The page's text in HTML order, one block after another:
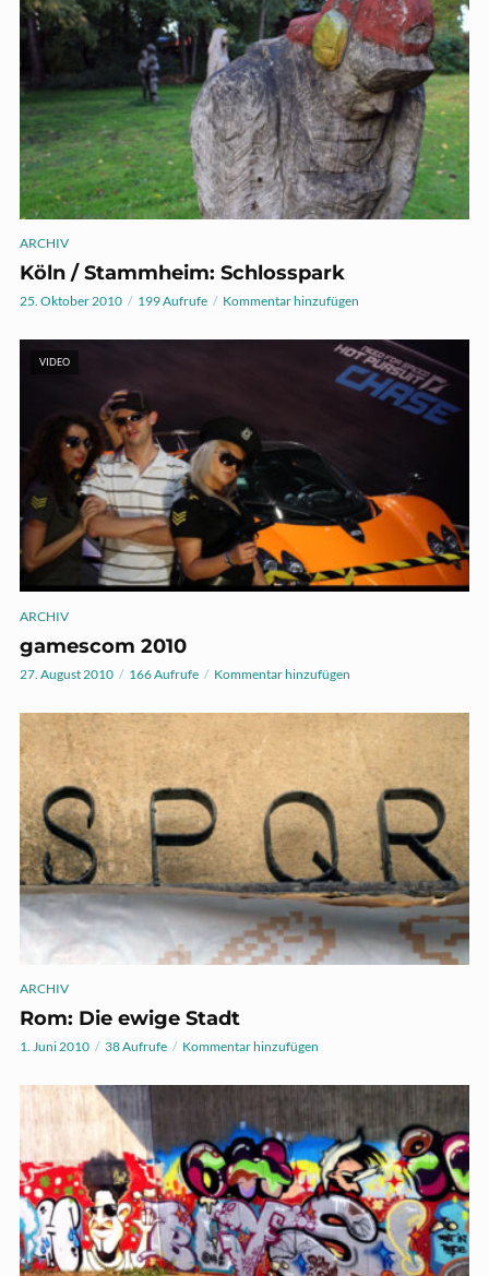
ARCHIV
Köln / Stammheim: Schlosspark
25. Oktober 2010 199 Aufrufe Kommentar hinzufügen
VIDEO
ARCHIV
gamescom 2010
27. August 2010 166 Aufrufe Kommentar hinzufügen
ARCHIV
Rom: Die ewige Stadt
1. Juni 2010 38 Aufrufe Kommentar hinzufügen